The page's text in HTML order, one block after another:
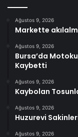
Ağustos 9, 2026
Markette
Ağustos 9, 2026
Bursa’da
Kaybetti
Ağustos 9, 2026
Kaybolan
Ağustos 9, 2026
Huzurevi
Ağustos 9, 2026